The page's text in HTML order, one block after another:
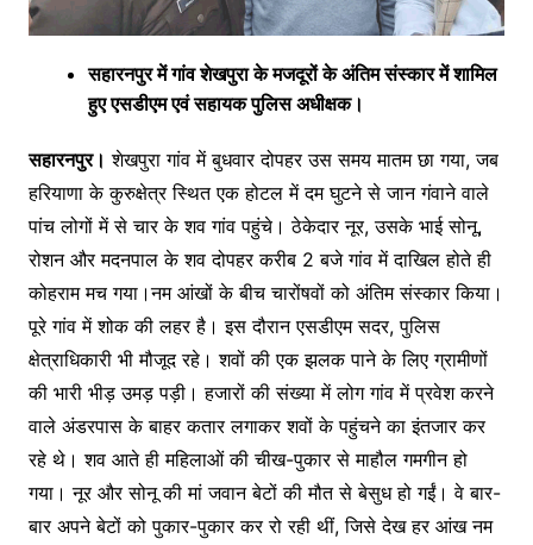
सहारनपुर में गांव शेखपुरा के मजदूरों के अंतिम संस्कार में शामिल
हुए एसडीएम एवं सहायक पुलिस अधीक्षक।
सहारनपुर। शेखपुरा गांव में बुधवार दोपहर उस समय मातम छा गया, जब
हरियाणा के कुरुक्षेत्र स्थित एक होटल में दम घुटने से जान गंवाने वाले
पांच लोगों में से चार के शव गांव पहुंचे। ठेकेदार नूर, उसके भाई सोनू,
रोशन और मदनपाल के शव दोपहर करीब 2 बजे गांव में दाखिल होते ही
कोहराम मच गया।नम आंखों के बीच चारोंषवों को अंतिम संस्कार किया।
पूरे गांव में शोक की लहर है। इस दौरान एसडीएम सदर, पुलिस
क्षेत्राधिकारी भी मौजूद रहे। शवों की एक झलक पाने के लिए ग्रामीणों
की भारी भीड़ उमड़ पड़ी। हजारों की संख्या में लोग गांव में प्रवेश करने
वाले अंडरपास के बाहर कतार लगाकर शवों के पहुंचने का इंतजार कर
रहे थे। शव आते ही महिलाओं की चीख-पुकार से माहौल गमगीन हो
गया। नूर और सोनू की मां जवान बेटों की मौत से बेसुध हो गईं। वे बार-
बार अपने बेटों को पुकार-पुकार कर रो रही थीं, जिसे देख हर आंख नम